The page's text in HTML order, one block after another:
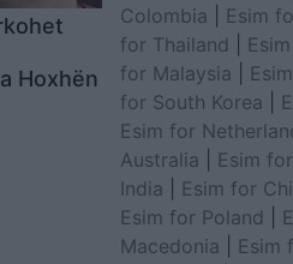
Hoxhën
Colombia
Esim
for Thailand
for Malaysia
for South Korea
Esim for
Australia
Esim
India
Esim for
Esim for Poland
Macedonia
Esim